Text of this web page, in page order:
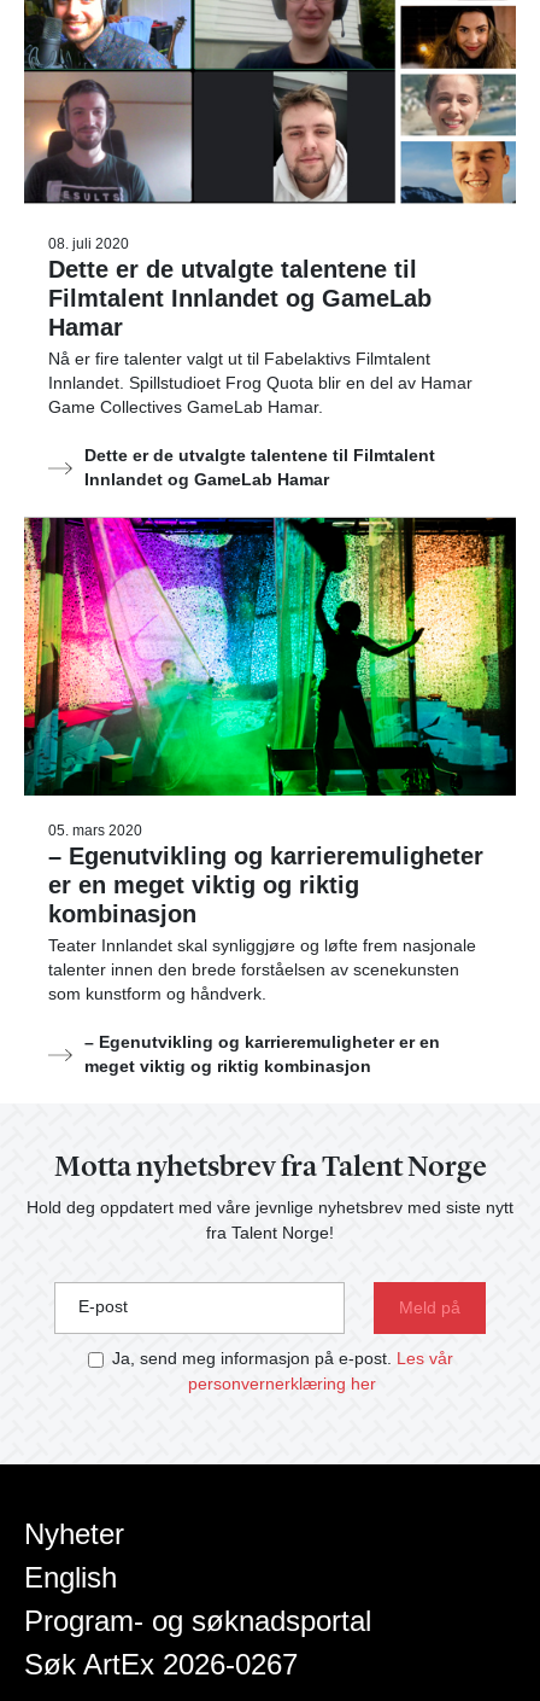
08. juli 2020
Dette er de utvalgte talentene til
Filmtalent Innlandet og GameLab
Hamar
Nå er fire talenter valgt ut til Fabelaktivs Filmtalent
Innlandet. Spillstudioet Frog Quota blir en del av Hamar
Game Collectives GameLab Hamar.
Dette er de utvalgte talentene til Filmtalent
Innlandet og GameLab Hamar
05. mars 2020
– Egenutvikling og karrieremuligheter
er en meget viktig og riktig
kombinasjon
Teater Innlandet skal synliggjøre og løfte frem nasjonale
talenter innen den brede forståelsen av scenekunsten
som kunstform og håndverk.
– Egenutvikling og karrieremuligheter er en
meget viktig og riktig kombinasjon
Motta nyhetsbrev fra Talent Norge
Hold deg oppdatert med våre jevnlige nyhetsbrev med siste nytt
fra Talent Norge!
E-post
Ja, send meg informasjon på e-post. Les vår
personvernerklæring her
Nyheter
English
Program- og søknadsportal
Søk ArtEx 2026-0267